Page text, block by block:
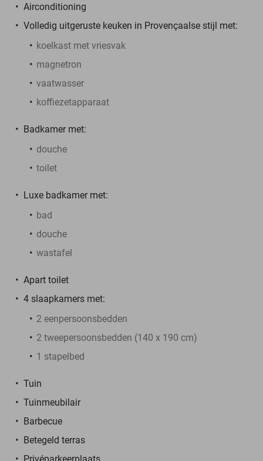
Airconditioning
Volledig uitgeruste keuken in Provençaalse stijl met:
koelkast met vriesvak
magnetron
vaatwasser
koffiezetapparaat
Badkamer met:
douche
toilet
Luxe badkamer met:
bad
douche
wastafel
Apart toilet
4 slaapkamers met:
2 eenpersoonsbedden
2 tweepersoonsbedden (140 x 190 cm)
1 stapelbed
Tuin
Tuinmeubilair
Barbecue
Betegeld terras